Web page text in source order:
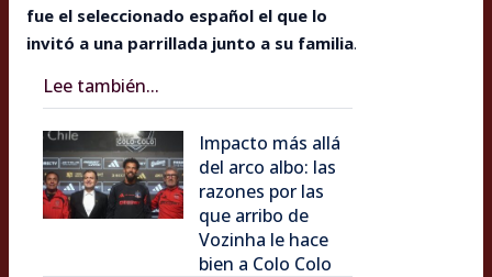
fue el seleccionado español el que lo
invitó a una parrillada junto a su familia.
Lee también...
Impacto más allá
del arco albo: las
razones por las
que arribo de
Vozinha le hace
bien a Colo Colo